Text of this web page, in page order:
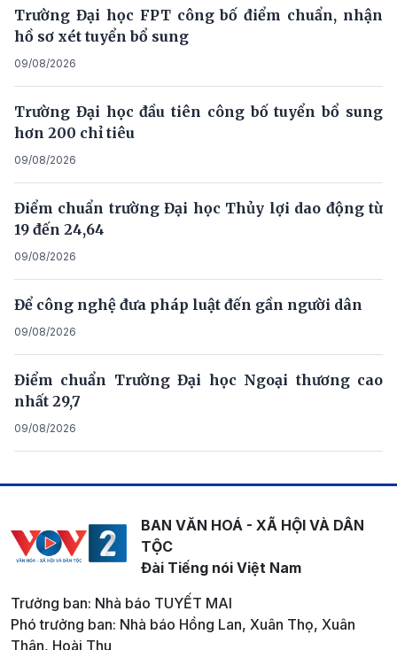
Trường Đại học FPT công bố điểm chuẩn, nhận
hồ sơ xét tuyển bổ sung
09/08/2026
Trường Đại học đầu tiên công bố tuyển bổ sung
hơn 200 chỉ tiêu
09/08/2026
Điểm chuẩn trường Đại học Thủy lợi dao động từ
19 đến 24,64
09/08/2026
Để công nghệ đưa pháp luật đến gần người dân
09/08/2026
Điểm chuẩn Trường Đại học Ngoại thương cao
nhất 29,7
09/08/2026
BAN VĂN HOÁ - XÃ HỘI VÀ DÂN
TỘC
Đài Tiếng nói Việt Nam
Trưởng ban: Nhà báo TUYẾT MAI
Phó trưởng ban: Nhà báo Hồng Lan, Xuân Thọ, Xuân
Thân, Hoài Thu